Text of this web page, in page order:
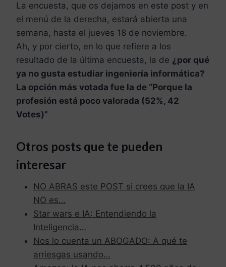
La encuesta, que os dejamos en este post y en
el menú de la derecha, estará abierta una
semana, hasta el jueves 18 de noviembre.
Ah, y por cierto, en lo que refiere a los
resultado de la última encuesta, la de ¿por qué
ya no gusta estudiar ingeniería informática?
La opción más votada fue la de “Porque la
profesión está poco valorada (52%, 42
Votes)”
Otros posts que te pueden
interesar
NO ABRAS este POST si crees que la IA
NO es…
Star wars e IA: Entendiendo la
Inteligencia…
Nos lo cuenta un ABOGADO: A qué te
arriesgas usando…